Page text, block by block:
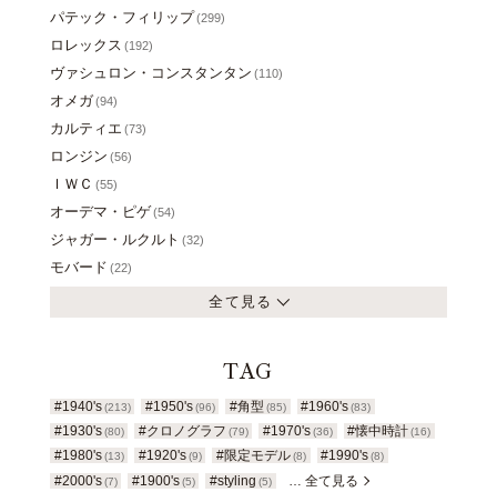
パテック・フィリップ(299)
ロレックス (192)
ヴァシュロン・コンスタンタン (110)
オメガ(94)
カルティエ (73)
ロンジン (56)
ＩＷＣ (55)
オーデマ・ピゲ(54)
ジャガー・ルクルト (32)
モバード (22)
全て見る
TAG
#1940's (213) #1950's(96) #角型 (85) #1960's (83)
#1930's (80) #クロノグラフ (79) #1970's(36) #懐中時計 (16)
#1980's (13) #1920's(9) #限定モデル(8) #1990's (8)
#2000's (7) #1900's(5) #styling (5) … 全て見る